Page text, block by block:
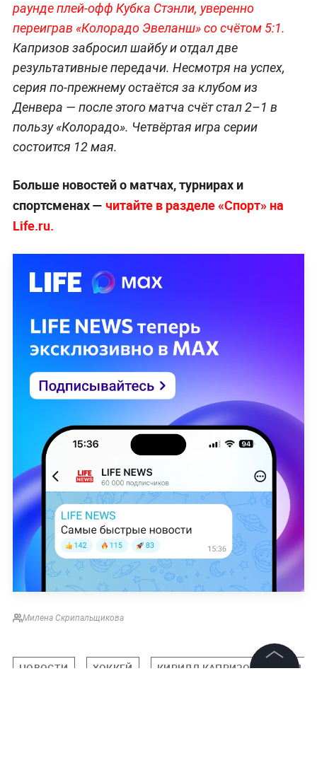
раунде плей-офф Кубка Стэнли, уверенно
переиграв «Колорадо Эвеланш» со счётом 5:1.
Капризов забросил шайбу и отдал две
результативные передачи. Несмотря на успех,
серия по-прежнему остаётся за клубом из
Денвера — после этого матча счёт стал 2–1 в
пользу «Колорадо». Четвёртая игра серии
состоится 12 мая.
Больше новостей о матчах, турнирах и
спортсменах — читайте в разделе «Спорт» на
Life.ru.
Милена Скрипальщикова
НОВОСТИ ХОККЕЙ КИРИЛЛ КАПРИЗОВ НХЛ